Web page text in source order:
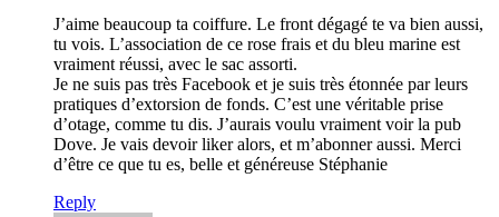
J’aime beaucoup ta coiffure. Le front dégagé te va bien aussi,
tu vois. L’association de ce rose frais et du bleu marine est
vraiment réussi, avec le sac assorti.
Je ne suis pas très Facebook et je suis très étonnée par leurs
pratiques d’extorsion de fonds. C’est une véritable prise
d’otage, comme tu dis. J’aurais voulu vraiment voir la pub
Dove. Je vais devoir liker alors, et m’abonner aussi. Merci
d’être ce que tu es, belle et généreuse Stéphanie
Reply